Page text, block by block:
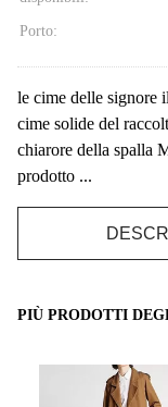
Porto:
le cime delle signore
cime solide del
chiarore della spalla
prodotto ...
PIÙ PRODOTTI